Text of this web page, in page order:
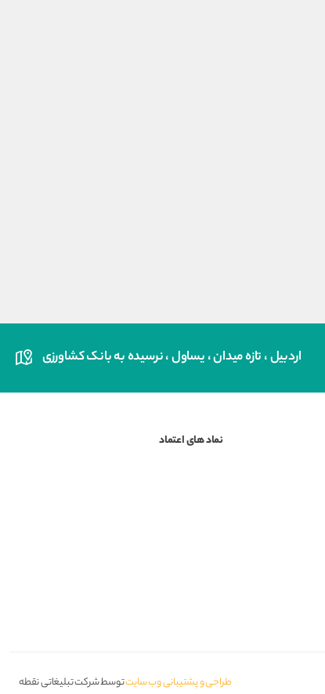
اردبیل ، تازه میدان ، یساول ، نرسیده به بانک کشاورزی
نماد های اعتماد
طراحی و پشتیبانی وب سایتتوسط شرکت تبلیغاتی نقطه